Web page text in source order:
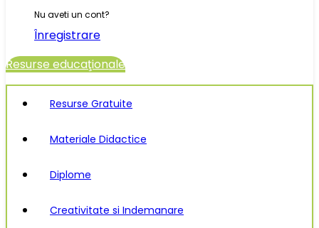
Nu aveti un cont?
Înregistrare
Resurse educaţionale
Resurse Gratuite
Materiale Didactice
Diplome
Creativitate si Indemanare